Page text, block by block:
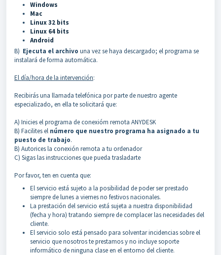
Windows
Mac
Linux 32 bits
Linux 64 bits
Android
B) Ejecuta el archivo una vez se haya descargado; el programa se
instalará de forma automática.
El día/hora de la intervención:
Recibirás una llamada telefónica por parte de nuestro agente
especializado, en ella te solicitará que:
A) Inicies el programa de conexióm remota ANYDESK
B) Facilites el número que nuestro programa ha asignado a tu
puesto de trabajo.
B) Autorices la conexión remota a tu ordenador
C) Sigas las instrucciones que pueda trasladarte
Por favor, ten en cuenta que:
El servicio está sujeto a la posibilidad de poder ser prestado
siempre de lunes a viernes no festivos nacionales.
La prestación del servicio está sujeta a nuestra disponibilidad
(fecha y hora) tratando siempre de complacer las necesidades del
cliente.
El servicio solo está pensado para solventar incidencias sobre el
servicio que nosotros te prestamos y no incluye soporte
informático de ninguna clase en el entorno del cliente.